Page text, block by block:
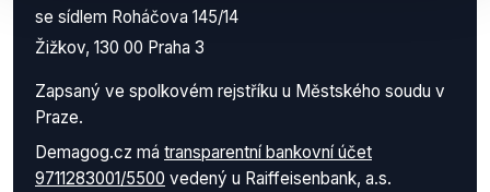
se sídlem Roháčova 145/14
Žižkov, 130 00 Praha 3
Zapsaný ve spolkovém rejstříku u Městského soudu v
Praze.
Demagog.cz má transparentní bankovní účet
9711283001/5500 vedený u Raiffeisenbank, a.s.